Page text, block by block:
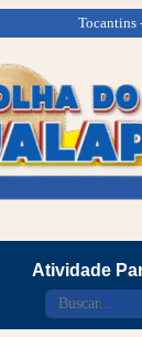
Tocantins
Atividade